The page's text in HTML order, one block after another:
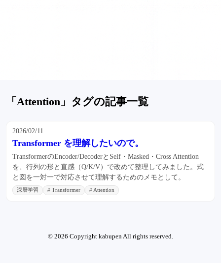
「Attention」タグの記事一覧
2026/02/11
Transformer を理解したいので。
TransformerのEncoder/DecoderとSelf・Masked・Cross Attention
を、行列の形と直感（Q/K/V）で改めて整理してみました。式
と図を一対一で対応させて理解するためのメモとして。
深層学習 # Transformer # Attention
© 2026 Copyright kabupen All rights reserved.